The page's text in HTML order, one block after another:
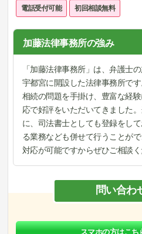
電話受付可能 初回相談無料
加藤法律事務所の強み
「加藤法律事務所」は、弁護士
宇都宮に開設した法律事務所で
相続の問題を手掛け、豊富な経
応で好評をいただいてきました
に、司法書士としても登録をし
る業務なども併せて行うことが
対応が可能ですからぜひご相談く
問い合わ
スマホの方はこち